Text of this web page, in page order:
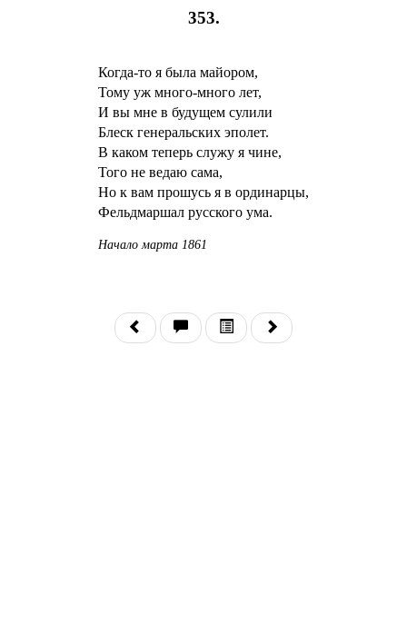
353.
Когда-то я была майором,
Тому уж много-много лет,
И вы мне в будущем сулили
Блеск генеральских эполет.
В каком теперь служу я чине,
Того не ведаю сама,
Но к вам прошусь я в ординарцы,
Фельдмаршал русского ума.
Начало марта 1861